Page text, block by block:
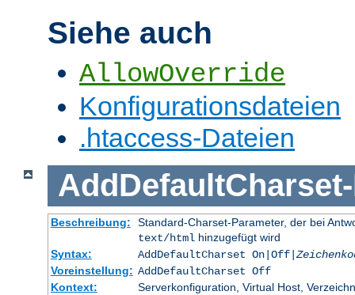
Siehe auch
AllowOverride
Konfigurationsdateien
.htaccess-Dateien
AddDefaultCharset-
Beschreibung:
Standard-Charset-Parameter, der bei
text/html hinzugefügt wird
Syntax:
AddDefaultCharset On|Off|
Voreinstellung: AddDefaultCharset Off
Kontext:
Serverkonfiguration, Virtual Host,